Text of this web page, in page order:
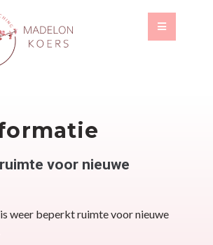
voor nieuwe
weer beperkt ruimte voor nieuwe